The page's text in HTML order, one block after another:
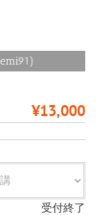
¥13,000
受付終了